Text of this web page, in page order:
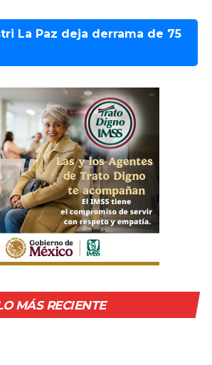
La Paz deja derrama de 75
MÁS RECIENTE